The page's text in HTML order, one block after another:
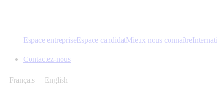
Espace entrepriseEspace candidatMieux nous connaître
Contactez-nous
Français English